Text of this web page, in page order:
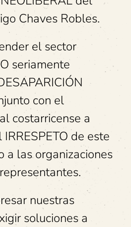
Chaves Robles.
el sector
seriamente
con el
costarricense a
de este
a las organizaciones
nuestras
soluciones a